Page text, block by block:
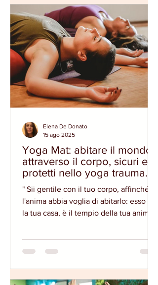
costruzione del nuovo ruolo materno,
infatti, si innesca per la neomamma una
vera e propria fase di delicata
transizione, che ha al centro l'immagine
di sé. Per quanto la trama di questo
mutamento
Yoga Mat: abitare il mondo
attraverso il corpo, sicuri e
protetti nello yoga trauma
informed
" Sii gentile con il tuo corpo, affinché
l'anima abbia voglia di abitarlo: esso è
la tua casa, è il tempio della tua anima.
aiuta a stare bene con noi stessi in un
Elena De Donato
15 ago 2025